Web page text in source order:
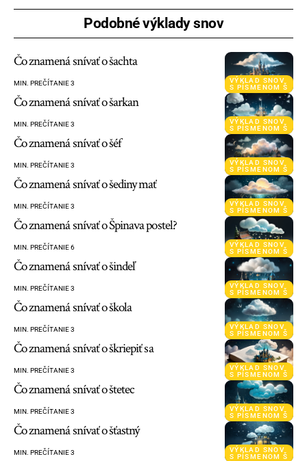
Podobné výklady snov
VÝKLAD SNOV
S PÍSMENOM Š
Čo znamená snívať o šachta
MIN. PREČÍTANIE 3
VÝKLAD SNOV
S PÍSMENOM Š
Čo znamená snívať o šarkan
MIN. PREČÍTANIE 3
VÝKLAD SNOV
S PÍSMENOM Š
Čo znamená snívať o šéf
MIN. PREČÍTANIE 3
VÝKLAD SNOV
S PÍSMENOM Š
Čo znamená snívať o šediny mať
MIN. PREČÍTANIE 3
VÝKLAD SNOV
S PÍSMENOM Š
Čo znamená snívať o Špinava postel?
MIN. PREČÍTANIE 6
VÝKLAD SNOV
S PÍSMENOM Š
Čo znamená snívať o šindeľ
MIN. PREČÍTANIE 3
VÝKLAD SNOV
S PÍSMENOM Š
Čo znamená snívať o škola
MIN. PREČÍTANIE 3
VÝKLAD SNOV
S PÍSMENOM Š
Čo znamená snívať o škriepiť sa
MIN. PREČÍTANIE 3
VÝKLAD SNOV
S PÍSMENOM Š
Čo znamená snívať o štetec
MIN. PREČÍTANIE 3
VÝKLAD SNOV
S PÍSMENOM Š
Čo znamená snívať o šťastný
MIN. PREČÍTANIE 3